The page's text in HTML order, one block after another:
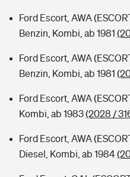
Ford Escort, AWA
Benzin, Kombi, ab 1981
Ford Escort, AWA
Benzin, Kombi, ab 1981
Ford Escort, AWA
Kombi, ab 1983(2028 /
Ford Escort, AWA
Diesel, Kombi, ab 1984